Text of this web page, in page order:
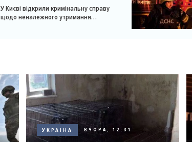
У Києві відкрили кримінальну справу
щодо неналежного утримання
УКРАЇНА ВЧОРА, 12:31